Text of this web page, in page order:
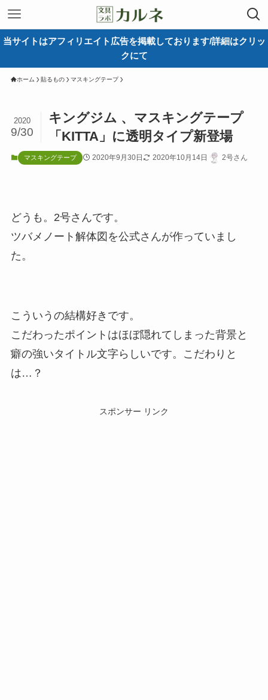
当サイトはアフィリエイト広告を掲載しております/詳細はクリッ
クにて
ホーム 貼るもの マスキングテープ
キングジム 、マスキングテープ
「KITTA」に透明タイプ新登場
2020
9/30
マスキングテープ 2020年9月30日 2020年10月14日 2号さん
どうも。2号さんです。
ツバメノート解体図を公式さんが作っていまし
た。
こういうの結構好きです。
こだわったポイントはほぼ隠れてしまった背景と
癖の強いタイトル文字らしいです。こだわりと
は…？
スポンサー リンク